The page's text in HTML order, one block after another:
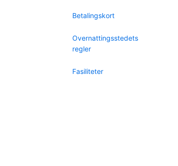
Betalingskort
Overnattingsstedets
regler
Fasiliteter